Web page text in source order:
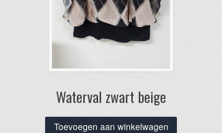
Waterval zwart beige
Toevoegen aan winkelwagen